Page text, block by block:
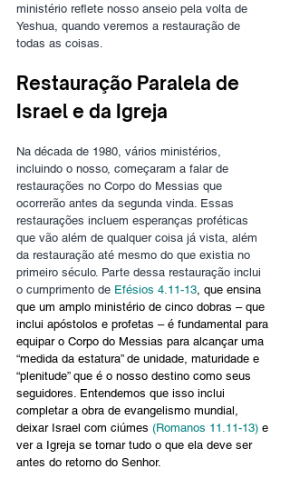
ministério reflete nosso anseio pela volta de
Yeshua, quando veremos a restauração de
todas as coisas.
Restauração Paralela de
Israel e da Igreja
Na década de 1980, vários ministérios,
incluindo o nosso, começaram a falar de
restaurações no Corpo do Messias que
ocorrerão antes da segunda vinda. Essas
restaurações incluem esperanças proféticas
que vão além de qualquer coisa já vista, além
da restauração até mesmo do que existia no
primeiro século. Parte dessa restauração inclui
o cumprimento de Efésios 4.11-13, que ensina
que um amplo ministério de cinco dobras – que
inclui apóstolos e profetas – é fundamental para
equipar o Corpo do Messias para alcançar uma
“medida da estatura” de unidade, maturidade e
“plenitude” que é o nosso destino como seus
seguidores. Entendemos que isso inclui
completar a obra de evangelismo mundial,
deixar Israel com ciúmes (Romanos 11.11-13) e
ver a Igreja se tornar tudo o que ela deve ser
antes do retorno do Senhor.